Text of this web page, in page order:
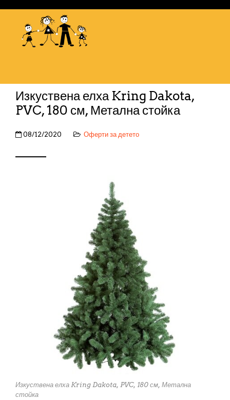
Изкуствена елха Kring Dakota,
PVC, 180 см, Метална стойка
08/12/2020 Оферти за детето
Изкуствена елха Kring Dakota, PVC, 180 см, Метална
стойка